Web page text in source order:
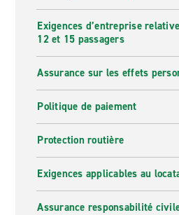
Exigences d’entreprise
12 et 15 passagers
Assurance sur les effets
Politique de paiement
Protection routière
Exigences applicables au
Assurance responsabilité